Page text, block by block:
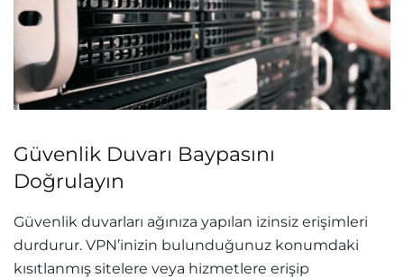
Güvenlik Duvarı Baypasını
Doğrulayın
Güvenlik duvarları ağınıza yapılan izinsiz erişimleri
durdurur. VPN’inizin bulunduğunuz konumdaki
kısıtlanmış sitelere veya hizmetlere erişip